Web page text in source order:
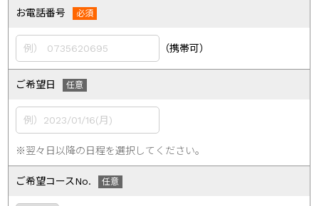
お電話番号
（携帯可）
ご希望日
※翌々日以降の日程を選択してください。
ご希望コースNo.